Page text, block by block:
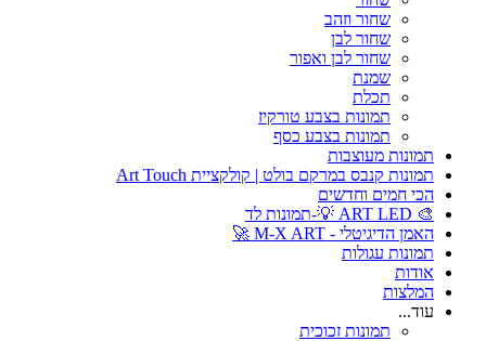
שחור וזהב
שחור לבן
שחור לבן ואפור
שמנת
תכלת
תמונות בצבע טורקיז
תמונות בצבע כסף
תמונות מעוצבות
תמונות קנבס במרקם בולט | קולקציית Art Touch
הכי חמים וחדשים
🎨 ART LED 💡-תמונות לד
האמן הדיגיטלי - M-X ART 🚀
תמונות עגולות
אודות
המלצות
עוד...
תמונות זכוכית